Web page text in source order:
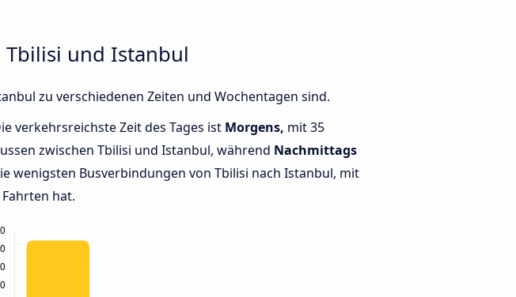
und Istanbul
zu verschiedenen Zeiten und Wochentagen sind.
verkehrsreichste Zeit des Tages ist Morgens, mit 35
zwischen Tbilisi und Istanbul, während Nachmittags
wenigsten Busverbindungen von Tbilisi nach Istanbul, mit
Fahrten hat.